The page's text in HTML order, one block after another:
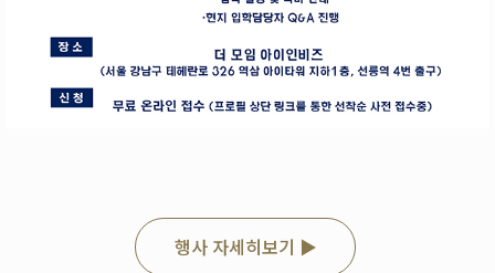
행사 자세히보기 ▶